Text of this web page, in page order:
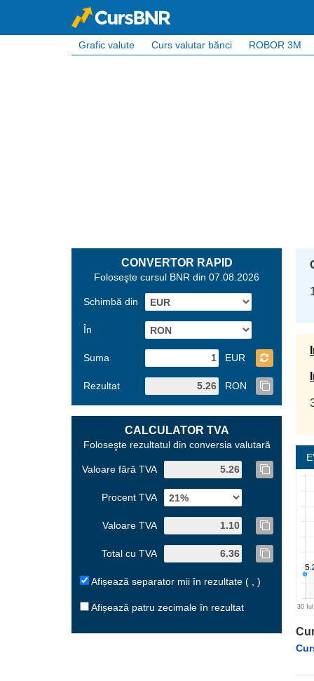
Grafic valute Curs valutar bănci ROBOR 3M
CONVERTOR RAPID
Foloseşte cursul BNR din 07.08.2026
Schimbă din
În
Suma EUR
Rezultat RON
CALCULATOR TVA
Foloseşte rezultatul din conversia valutară
Valoare fără TVA
Procent TVA
Valoare TVA
Total cu TVA
Afișează separator mii în rezultate ( , )
Afișează patru zecimale în rezultat